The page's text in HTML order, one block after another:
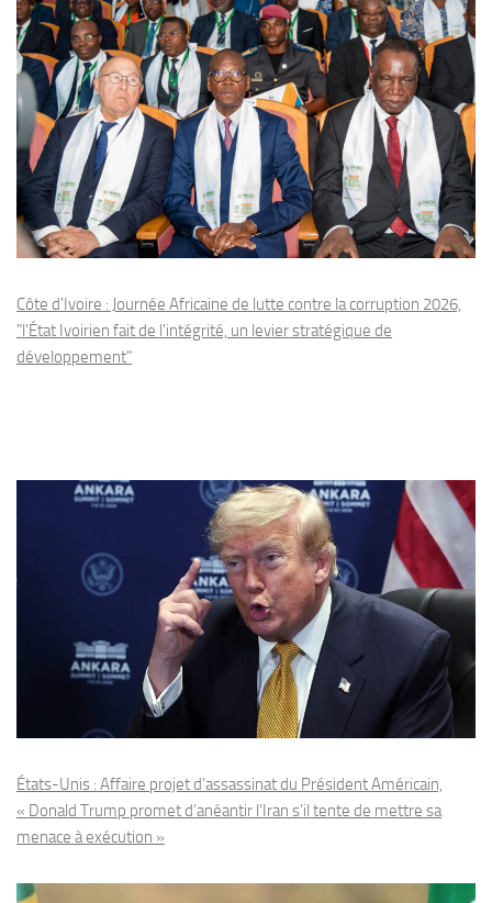
Côte d'Ivoire : Journée Africaine de lutte contre la corruption 2026,
"l'État Ivoirien fait de l'intégrité, un levier stratégique de
développement"
États-Unis : Affaire projet d’assassinat du Président Américain,
« Donald Trump promet d’anéantir l’Iran s’il tente de mettre sa
menace à exécution »